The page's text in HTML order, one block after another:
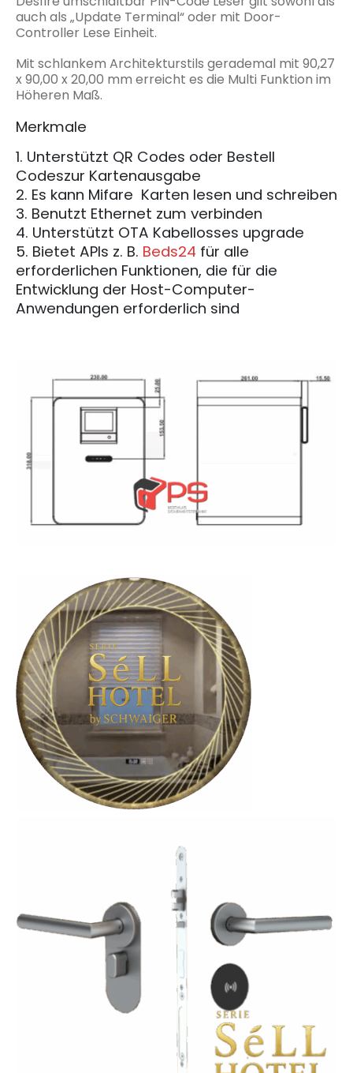
auch als „Update Terminal“ oder mit Door-
Controller Lese Einheit.
Mit schlankem Architekturstils gerademal mit 90,27
x 90,00 x 20,00 mm erreicht es die Multi Funktion im
Höheren Maß.
Merkmale
1. Unterstützt QR Codes oder Bestell
Codeszur Kartenausgabe
2. Es kann Mifare Karten lesen und schreiben
3. Benutzt Ethernet zum verbinden
4. Unterstützt OTA Kabellosses upgrade
5. Bietet APIs z. B. Beds24 für alle
erforderlichen Funktionen, die für die
Entwicklung der Host-Computer-
Anwendungen erforderlich sind